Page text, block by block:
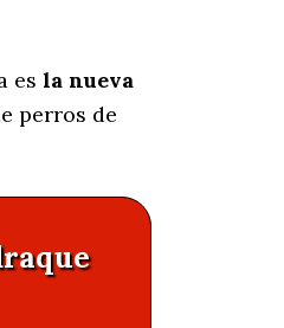
es la nueva
perros de